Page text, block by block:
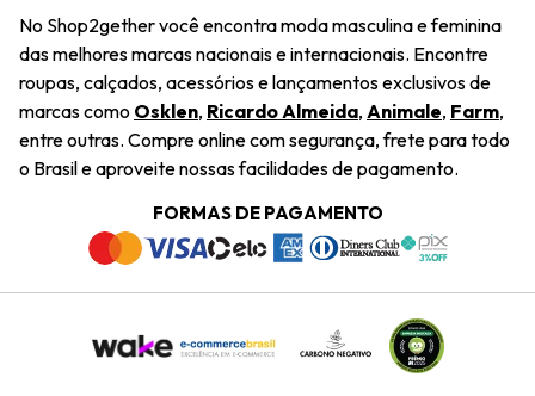
Saiu na Mídia
Sustentabilidade
Navegando
Termos e Condições
Trabalhe Conosco
Regulamento e Promoções
Wishlist
Troca Fácil
Restituição de Pagamento
Dúvidas Frequentes
Termos e Condições
Política de Privacidade
No Shop2gether você encontra moda masculina e feminina
das melhores marcas nacionais e internacionais. Encontre
roupas, calçados, acessórios e lançamentos exclusivos de
marcas como Osklen, Ricardo Almeida, Animale, Farm,
entre outras. Compre online com segurança, frete para todo
o Brasil e aproveite nossas facilidades de pagamento.
FORMAS DE PAGAMENTO